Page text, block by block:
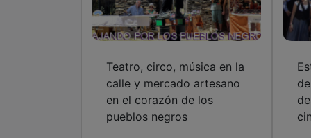
Teatro, circo, música en la
calle y mercado artesano
en el corazón de los
pueblos negros